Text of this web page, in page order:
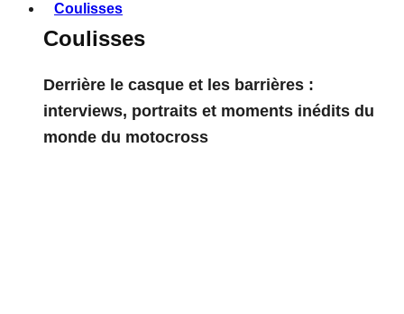
Coulisses
Coulisses
Derrière le casque et les barrières :
interviews, portraits et moments inédits du
monde du motocross